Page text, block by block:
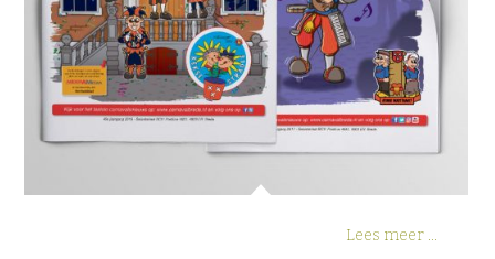
Lees meer ...